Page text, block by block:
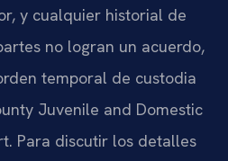
y cualquier historial de
no logran un acuerdo,
temporal de custodia
Juvenile and Domestic
Para discutir los detalles